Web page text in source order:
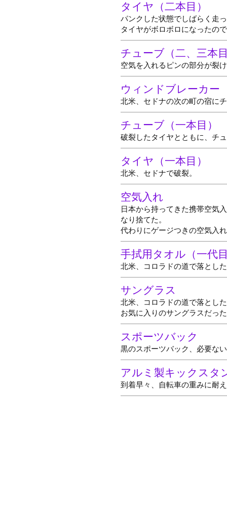
タイヤ（二本目）
パンクした状態でしばらく走
タイヤがボロボロになったの
チューブ（二、三本
空気を入れるピンの部分が裂
ウィンドブレーカー
北米、セドナの次の町の宿に
チューブ（一本目）
破裂したタイヤとともに、チ
タイヤ（一本目）
北米、セドナで破裂。
空気入れ
日本から持ってきた携帯空気
なり捨てた。
代わりにゲージつきの空気入
手拭用タオル（一代
北米、コロラドの道で落とし
サングラス
北米、コロラドの道で落とし
お気に入りのサングラスだっ
スポーツバック
黒のスポーツバック、必要な
アルミ製キックスタ
到着早々、自転車の重みに耐